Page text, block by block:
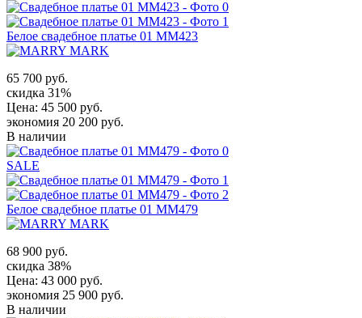
Белое свадебное платье 01 MM423
65 700 руб.
скидка 31%
Цена: 45 500 руб.
экономия 20 200 руб.
В наличии
SALE
Белое свадебное платье 01 MM479
68 900 руб.
скидка 38%
Цена: 43 000 руб.
экономия 25 900 руб.
В наличии